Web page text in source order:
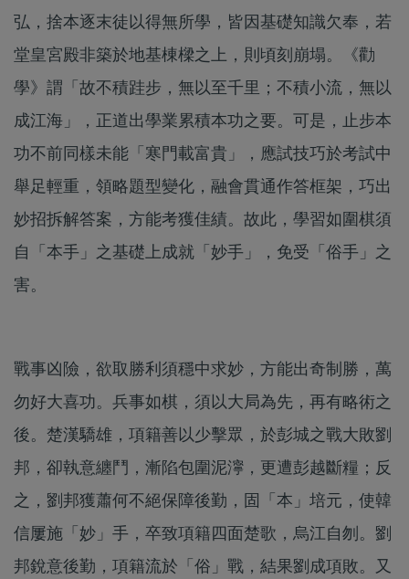
弘，捨本逐末徒以得無所學，皆因基礎知識欠奉，若
堂皇宮殿非築於地基棟樑之上，則頃刻崩塌。《勸
學》謂「故不積跬步，無以至千里；不積小流，無以
成江海」，正道出學業累積本功之要。可是，止步本
功不前同樣未能「寒門載富貴」，應試技巧於考試中
舉足輕重，領略題型變化，融會貫通作答框架，巧出
妙招拆解答案，方能考獲佳績。故此，學習如圍棋須
自「本手」之基礎上成就「妙手」，免受「俗手」之
害。
戰事凶險，欲取勝利須穩中求妙，方能出奇制勝，萬
勿好大喜功。兵事如棋，須以大局為先，再有略術之
後。楚漢驕雄，項籍善以少擊眾，於彭城之戰大敗劉
邦，卻執意纏鬥，漸陷包圍泥濘，更遭彭越斷糧；反
之，劉邦獲蕭何不絕保障後勤，固「本」培元，使韓
信屢施「妙」手，卒致項籍四面楚歌，烏江自刎。劉
邦銳意後勤，項籍流於「俗」戰，結果劉成項敗。又